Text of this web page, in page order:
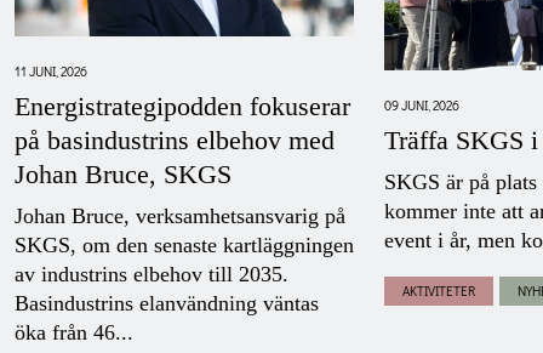
11 JUNI, 2026
Energistrategipodden fokuserar
på basindustrins elbehov med
Johan Bruce, SKGS
Johan Bruce, verksamhetsansvarig på
SKGS, om den senaste kartläggningen
av industrins elbehov till 2035.
Basindustrins elanvändning väntas
öka från 46...
09 JUNI, 2026
Träffa SKGS
SKGS är på
kommer inte att
event i år, men
AKTIVITETER